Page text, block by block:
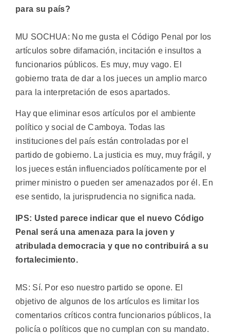
para su país?
MU SOCHUA: No me gusta el Código Penal por los
artículos sobre difamación, incitación e insultos a
funcionarios públicos. Es muy, muy vago. El
gobierno trata de dar a los jueces un amplio marco
para la interpretación de esos apartados.
Hay que eliminar esos artículos por el ambiente
político y social de Camboya. Todas las
instituciones del país están controladas por el
partido de gobierno. La justicia es muy, muy frágil, y
los jueces están influenciados políticamente por el
primer ministro o pueden ser amenazados por él. En
ese sentido, la jurisprudencia no significa nada.
IPS: Usted parece indicar que el nuevo Código
Penal será una amenaza para la joven y
atribulada democracia y que no contribuirá a su
fortalecimiento.
MS: Sí. Por eso nuestro partido se opone. El
objetivo de algunos de los artículos es limitar los
comentarios críticos contra funcionarios públicos, la
policía o políticos que no cumplan con su mandato.